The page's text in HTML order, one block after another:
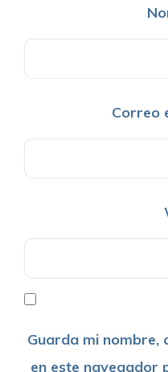
Correo
Guarda mi nombre,
en este navegador